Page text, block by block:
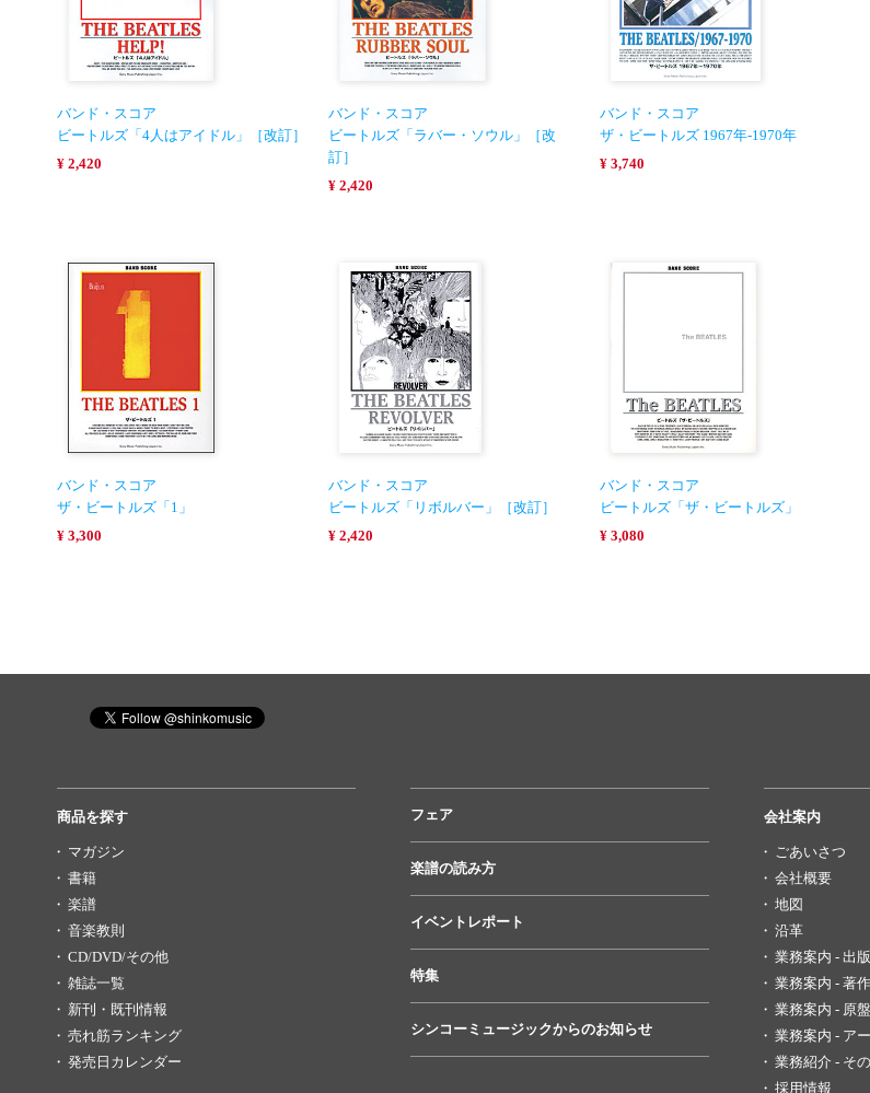
バンド・スコア
ビートルズ「4人はアイドル」［改訂］
¥ 2,420
バンド・スコア
ビートルズ「ラバー・ソウル」［改
訂］
¥ 2,420
バンド・スコア
ザ・ビートルズ 1967年-1970年
¥ 3,740
バンド・スコア
ザ・ビートルズ「1」
¥ 3,300
バンド・スコア
ビートルズ「リボルバー」［改訂］
¥ 2,420
バンド・スコア
ビートルズ「ザ・ビートルズ」
¥ 3,080
商品を探す
マガジン
書籍
楽譜
音楽教則
CD/DVD/その他
雑誌一覧
新刊・既刊情報
売れ筋ランキング
発売日カレンダー
フェア
楽譜の読み方
イベントレポート
特集
シンコーミュージックからのお知らせ
会社案内
ごあいさつ
会社概要
地図
沿革
業務案内 - 出版
業務案内 - 著
業務案内 - 原
業務案内 - ア
業務紹介 - そ
採用情報